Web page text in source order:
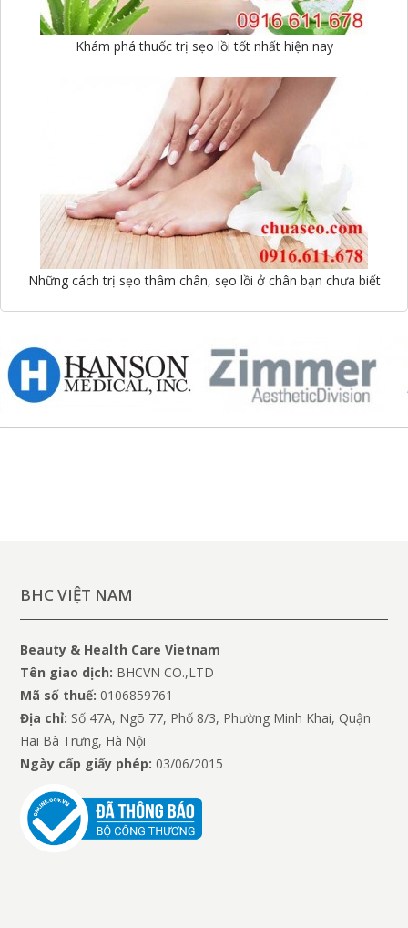
Khám phá thuốc trị sẹo lồi tốt nhất hiện nay
Những cách trị sẹo thâm chân, sẹo lồi ở chân bạn chưa biết
BHC VIỆT NAM
Beauty & Health Care Vietnam
Tên giao dịch: BHCVN CO.,LTD
Mã số thuế:0106859761
Địa chỉ: Số 47A, Ngõ 77, Phố 8/3, Phường Minh Khai, Quận
Hai Bà Trưng, Hà Nội
Ngày cấp giấy phép: 03/06/2015